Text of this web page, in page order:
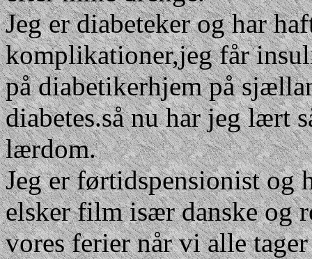
Jeg er diabeteker og har
komplikationer,jeg får
på diabetikerhjem på
diabetes.så nu har jeg lært
lærdom.
Jeg er førtidspensionist og
elsker film især danske og
vores ferier når vi alle